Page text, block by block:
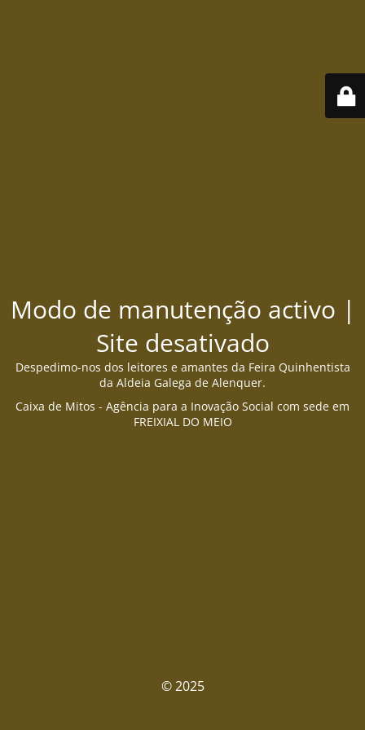
Modo de manutenção activo |
Site desativado
Despedimo-nos dos leitores e amantes da Feira Quinhentista
da Aldeia Galega de Alenquer.
Caixa de Mitos - Agência para a Inovação Social com sede em
FREIXIAL DO MEIO
© 2025